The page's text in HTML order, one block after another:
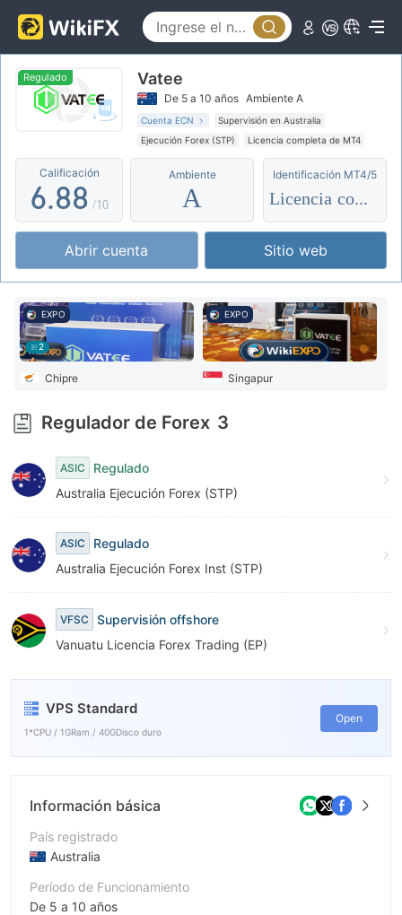
Regulado Vatee
De 5 a 10 años Ambiente A
Cuenta ECN
Supervisión en Australia
Ejecución Forex (STP)
Licencia completa de MT4
Negocio global
Supervisión offshore
Calificación
1
2
3
4
5
6
7
8
9
.
3
4
5
7
8
9
3
4
5
7
8
9
/10
Ambiente
A
Identificación MT4/5
Licencia completa
Abrir cuenta Sitio web
2
EXPO
Chipre
EXPO
Singapur
Regulador de Forex 3
ASIC
Regulado
Australia Ejecución Forex (STP)
ASIC
Regulado
Australia Ejecución Forex Inst (STP)
VFSC
Supervisión offshore
Vanuatu Licencia Forex Trading (EP)
VPS Standard
1*CPU / 1GRam / 40GDisco duro
Open
Información básica
País registrado
Australia
Período de Funcionamiento
De 5 a 10 años